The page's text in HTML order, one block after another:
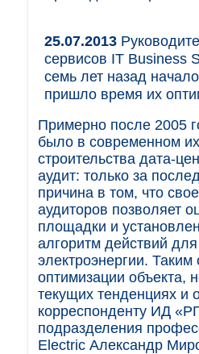
25.07.2013
сервисов IT Business
семь лет назад
пришло время их
Примерно после 2005
было в современном
строительства дата-
аудит: только за
причина в том, что
аудиторов позволяет
площадки и
алгоритм действий
электроэнергии.
оптимизации объекта,
текущих тенденциях и
корреспонденту ИД
подразделения
Electric Александр